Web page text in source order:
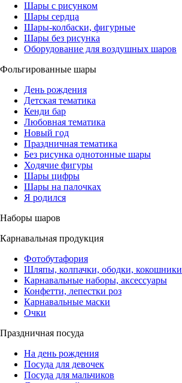
Шары с рисунком
Шары сердца
Шары-колбаски, фигурные
Шары без рисунка
Оборудование для воздушных шаров
Фольгированные шары
День рождения
Детская тематика
Кенди бар
Любовная тематика
Новый год
Праздничная тематика
Без рисунка однотонные шары
Ходячие фигуры
Шары цифры
Шары на палочках
Я родился
Наборы шаров
Карнавальная продукция
Фотобутафория
Шляпы, колпачки, ободки, кокошники
Карнавальные наборы, аксессуары
Конфетти, лепестки роз
Карнавальные маски
Очки
Праздничная посуда
На день рождения
Посуда для девочек
Посуда для мальчиков